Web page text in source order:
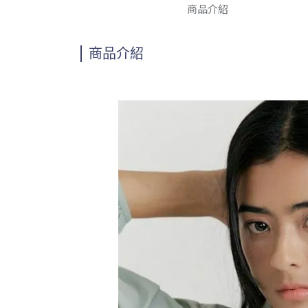
商品介紹
商品介紹